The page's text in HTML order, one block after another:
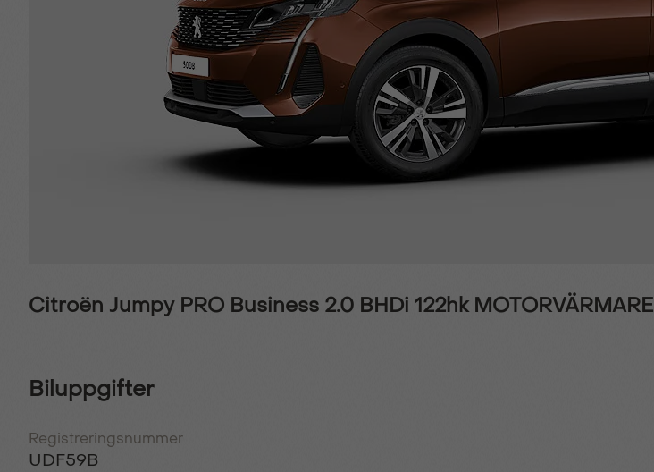
Citroën Jumpy PRO Business 2.0 BHDi 122hk MOTORVÄRMARE
Biluppgifter
Registreringsnummer
UDF59B